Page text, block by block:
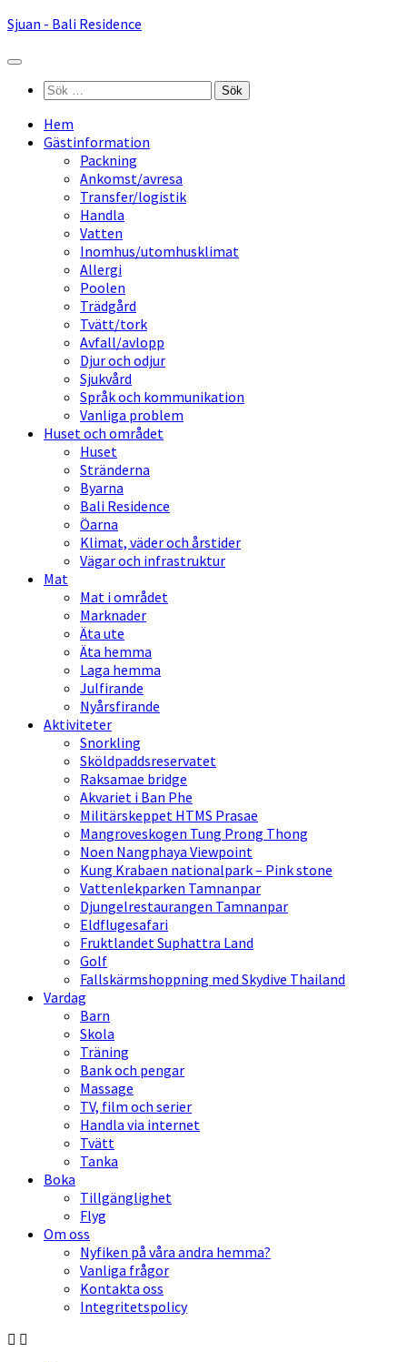
Hoppa
innehåll
Sjuan - Bali Residence
Sök
Hem
Gästinformation
Packning
Ankomst/avresa
Transfer/logistik
Handla
Vatten
Inomhus/utomhusklimat
Allergi
Poolen
Trädgård
Tvätt/tork
Avfall/avlopp
Djur och odjur
Sjukvård
Språk och kommunikation
Vanliga problem
Huset och området
Huset
Stränderna
Byarna
Bali Residence
Öarna
Klimat, väder och årstider
Vägar och infrastruktur
Mat
Mat i området
Marknader
Äta ute
Äta hemma
Laga hemma
Julfirande
Nyårsfirande
Aktiviteter
Snorkling
Sköldpaddsreservatet
Raksamae bridge
Akvariet i Ban Phe
Militärskeppet HTMS Prasae
Mangroveskogen Tung Prong Thong
Noen Nangphaya Viewpoint
Kung Krabaen nationalpark – Pink stone
Vattenlekparken Tamnanpar
Djungelrestaurangen Tamnanpar
Eldflugesafari
Fruktlandet Suphattra Land
Golf
Fallskärmshoppning med Skydive Thailand
Vardag
Barn
Skola
Träning
Bank och pengar
Massage
TV, film och serier
Handla via internet
Tvätt
Tanka
Boka
Tillgänglighet
Flyg
Om oss
Nyfiken på våra andra hemma?
Vanliga frågor
Kontakta oss
Integritetspolicy